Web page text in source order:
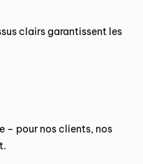
clairs garantissent les
– pour nos clients, nos